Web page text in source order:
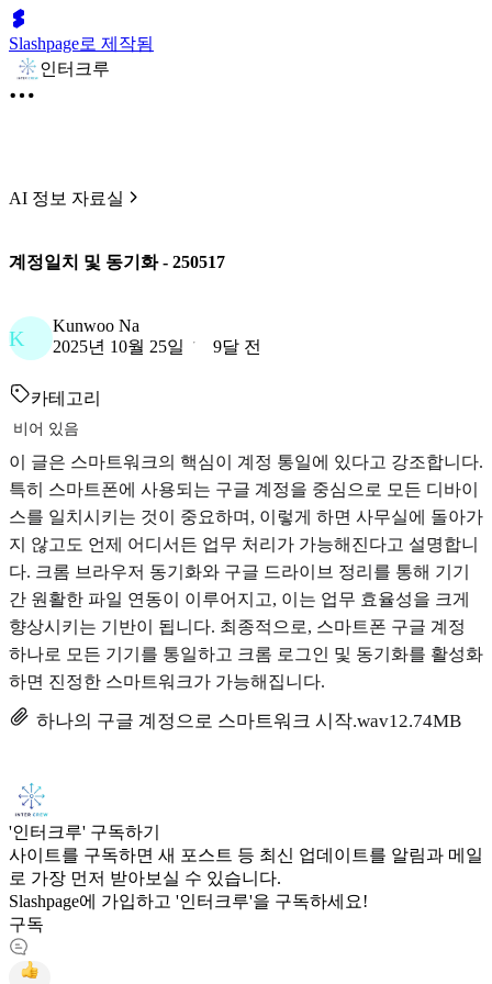
Slashpage로 제작됨
인터크루
AI 정보 자료실
계정일치 및 동기화 - 250517
K
Kunwoo Na
2025년 10월 25일
9달 전
카테고리
비어 있음
이 글은 스마트워크의 핵심이 계정 통일에 있다고 강조합니다.
특히 스마트폰에 사용되는 구글 계정을 중심으로 모든 디바이
스를 일치시키는 것이 중요하며, 이렇게 하면 사무실에 돌아가
지 않고도 언제 어디서든 업무 처리가 가능해진다고 설명합니
다. 크롬 브라우저 동기화와 구글 드라이브 정리를 통해 기기
간 원활한 파일 연동이 이루어지고, 이는 업무 효율성을 크게
향상시키는 기반이 됩니다. 최종적으로, 스마트폰 구글 계정
하나로 모든 기기를 통일하고 크롬 로그인 및 동기화를 활성화
하면 진정한 스마트워크가 가능해집니다.
하나의 구글 계정으로 스마트워크 시작.wav12.74MB
'인터크루' 구독하기
사이트를 구독하면 새 포스트 등 최신 업데이트를 알림과 메일
로 가장 먼저 받아보실 수 있습니다.
Slashpage에 가입하고 '인터크루'을 구독하세요!
구독